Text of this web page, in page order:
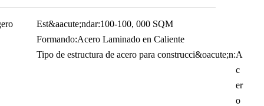
Est&aacute;ndar:100-100, 000 SQM
Formando:Acero Laminado en Caliente
Tipo de estructura de acero para construcci&oacute;n:A
c
er
o